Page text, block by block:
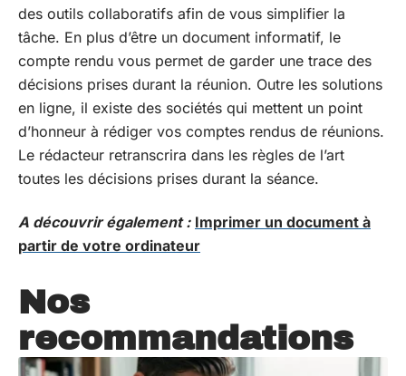
des outils collaboratifs afin de vous simplifier la
tâche. En plus d’être un document informatif, le
compte rendu vous permet de garder une trace des
décisions prises durant la réunion. Outre les solutions
en ligne, il existe des sociétés qui mettent un point
d’honneur à rédiger vos comptes rendus de réunions.
Le rédacteur retranscrira dans les règles de l’art
toutes les décisions prises durant la séance.
A découvrir également : Imprimer un document à
partir de votre ordinateur
Nos
recommandations